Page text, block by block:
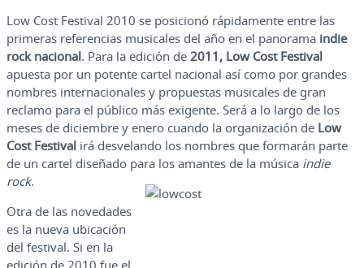
Low Cost Festival 2010 se posicionó rápidamente entre las
primeras referencias musicales del año en el panorama indie
rock nacional. Para la edición de 2011, Low Cost Festival
apuesta por un potente cartel nacional así como por grandes
nombres internacionales y propuestas musicales de gran
reclamo para el público más exigente. Será a lo largo de los
meses de diciembre y enero cuando la organización de Low
Cost Festival irá desvelando los nombres que formarán parte
de un cartel diseñado para los amantes de la música indie
rock.
Otra de las novedades
es la nueva ubicación
del festival. Si en la